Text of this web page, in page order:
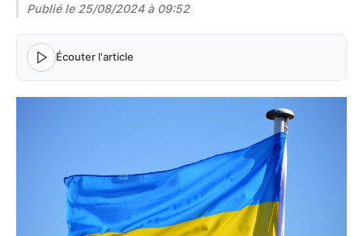
Publié le 25/08/2024 à 09:52
Écouter l'article